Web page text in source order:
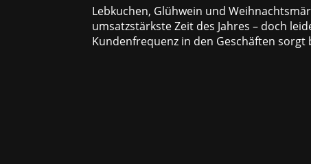
Lebkuchen, Glühwein und
umsatzstärkste Zeit des Jahres – doch
Kundenfrequenz in den Geschäften